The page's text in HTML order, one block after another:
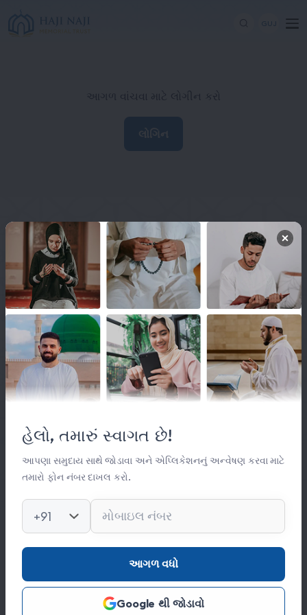
GUJ
લોગિન
Haji Naji Memorial Trust
લિંક્સ
સંસ્થા વિષે
સંપર્ક
કિતાબ લાઈબ્રેરી
ફોટો ગેલેરી
સંપર્ક
0278 251 0056
hajinajitrust@gmail.com
હેલો, તમારું સ્વાગત છે!
આપણા સમુદાય સાથે જોડાવા અને એપ્લિકેશનનું અન્વેષણ કરવા માટે
તમારો ફોન નંબર દાખલ કરો.
+91
આગળ વધો
Google થી જોડાવો